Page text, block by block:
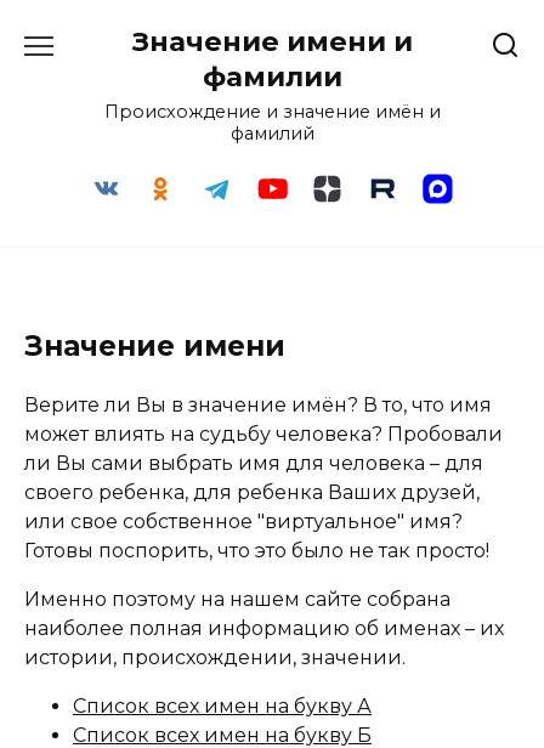
Значение имени и
фамилии
Происхождение и значение имён и
фамилий
Значение имени
Верите ли Вы в значение имён? В то, что имя
может влиять на судьбу человека? Пробовали
ли Вы сами выбрать имя для человека – для
своего ребенка, для ребенка Ваших друзей,
или свое собственное "виртуальное" имя?
Готовы поспорить, что это было не так просто!
Именно поэтому на нашем сайте собрана
наиболее полная информацию об именах – их
истории, происхождении, значении.
Список всех имен на букву А
Список всех имен на букву Б